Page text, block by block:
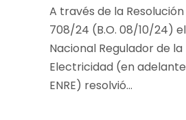
A través de la Resolución
708/24 (B.O. 08/10/24)
Nacional Regulador de la
Electricidad (en adelante
ENRE) resolvió...